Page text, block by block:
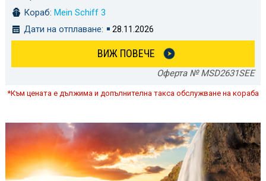
Кораб: Mein Schiff 3
Дати на отплаване:
28.11.2026
ВИЖ ПОВЕЧЕ
Оферта № MSD2631SEE
*Към цената е дължима и допълнителна такса обслужване на кораба